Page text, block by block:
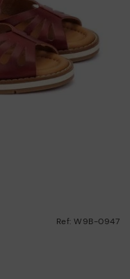
Ref: W9B-0947